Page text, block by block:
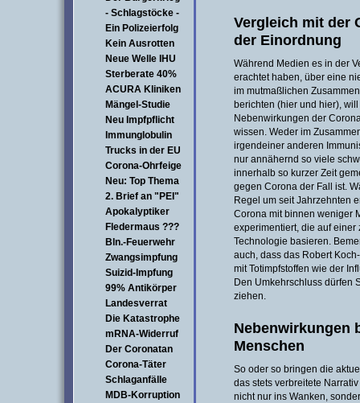
- Schlagstöcke -
Ein Polizeierfolg
Kein Ausrotten
Neue Welle IHU
Sterberate 40%
ACURA Kliniken
Mängel-Studie
Neu Impfpflicht
Immunglobulin
Trucks in der EU
Corona-Ohrfeige
Neu: Top Thema
2. Brief an "PEI"
Apokalyptiker
Fledermaus ???
Bln.-Feuerwehr
Zwangsimpfung
Suizid-Impfung
99% Antikörper
Landesverrat
Die Katastrophe
mRNA-Widerruf
Der Coronatan
Corona-Täter
Schlaganfälle
MDB-Korruption
Vergleich mit der
der Einordnung
Während Medien es in der
erachtet haben, über eine
im mutmaßlichen
berichten (hier und hier),
Nebenwirkungen der
wissen. Weder im
irgendeiner anderen
nur annähernd so viele
innerhalb so kurzer Zeit
gegen Corona der Fall ist.
Regel um seit Jahrzehnten
Corona mit binnen weniger
experimentiert, die auf
Technologie basieren.
auch, dass das Robert
mit Totimpfstoffen wie der
Den Umkehrschluss dürfen
ziehen.
Nebenwirkungen
Menschen
So oder so bringen die
das stets verbreitete
nicht nur ins Wanken,